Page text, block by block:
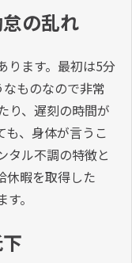
の乱れ
ります。最初は5分
ものなので非常
り、遅刻の時間が
も、身体が言うこ
タル不調の特徴と
休暇を取得した
。